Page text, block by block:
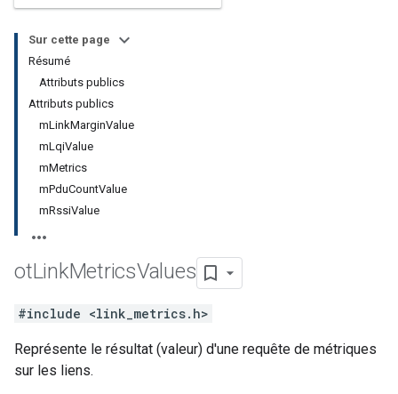
Sur cette page
Résumé
Attributs publics
Attributs publics
mLinkMarginValue
mLqiValue
mMetrics
mPduCountValue
mRssiValue
otLinkMetricsValues
#include <link_metrics.h>
Représente le résultat (valeur) d'une requête de métriques
sur les liens.